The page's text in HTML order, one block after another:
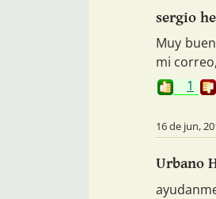
sergio
Muy
mi
1
16 de jun,
Urbano